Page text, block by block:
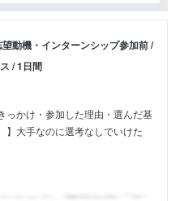
望動機・インターンシップ参加前 /
/ 1日間
っかけ・参加した理由・選んだ基
】大手なのに選考なしでいけた